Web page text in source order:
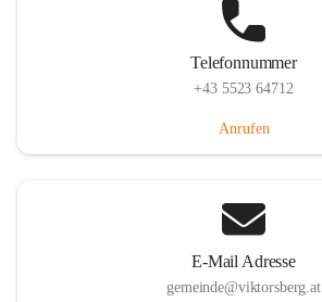
Telefonnummer
+43 5523 64712
Anrufen
E-Mail Adresse
gemeinde@viktorsberg.at